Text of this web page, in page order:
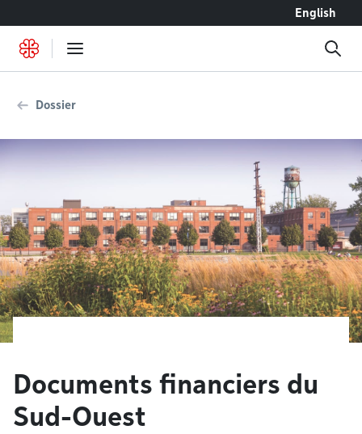
English
Dossier
Documents financiers du
Sud-Ouest